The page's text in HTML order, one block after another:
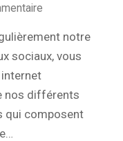
notre
sociaux, vous
nos différents
qui composent